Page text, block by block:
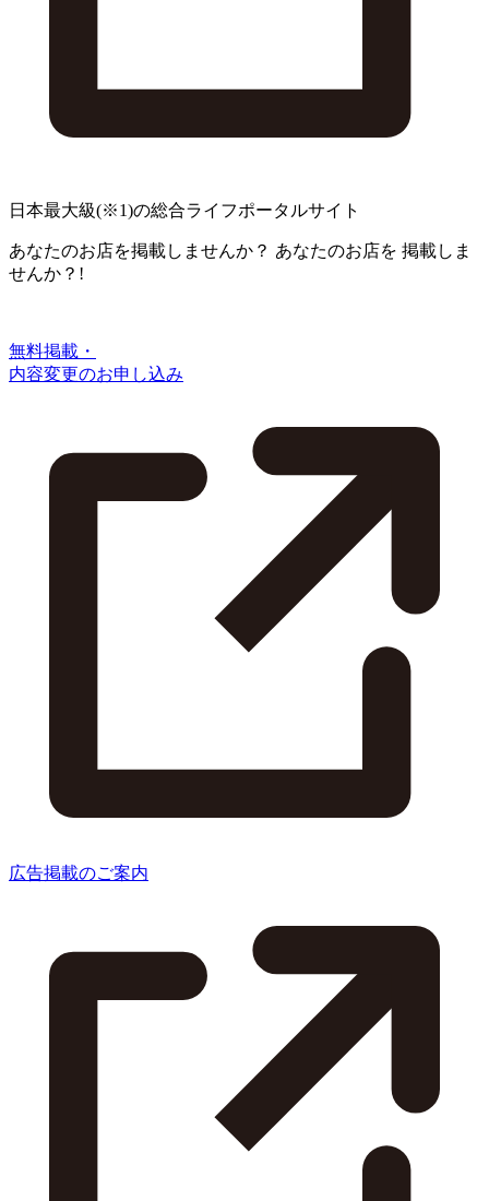
日本最大級(※1)の総合ライフポータルサイト
あなたのお店を掲載しませんか？ あなたのお店を 掲載しま
せんか？!
無料掲載・
内容変更のお申し込み
広告掲載のご案内